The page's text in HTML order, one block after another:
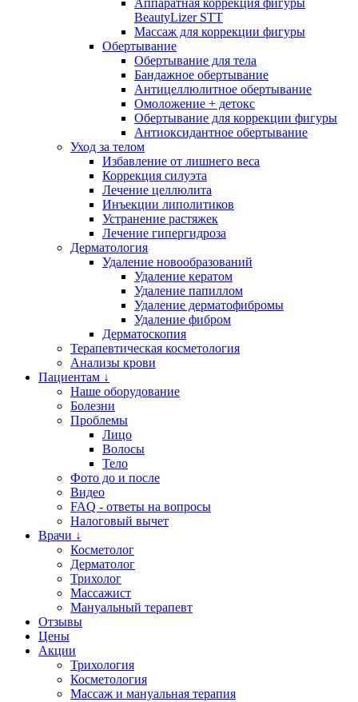
Аппаратная коррекция фигуры
BeautyLizer STT
Массаж для коррекции фигуры
Обертывание
Обертывание для тела
Бандажное обертывание
Антицеллюлитное обертывание
Омоложение + детокс
Обертывание для коррекции фигуры
Антиоксидантное обертывание
Уход за телом
Избавление от лишнего веса
Коррекция силуэта
Лечение целлюлита
Инъекции липолитиков
Устранение растяжек
Лечение гипергидроза
Дерматология
Удаление новообразований
Удаление кератом
Удаление папиллом
Удаление дерматофибромы
Удаление фибром
Дерматоскопия
Терапевтическая косметология
Анализы крови
Пациентам ↓
Наше оборудование
Болезни
Проблемы
Лицо
Волосы
Тело
Фото до и после
Видео
FAQ - ответы на вопросы
Налоговый вычет
Врачи ↓
Косметолог
Дерматолог
Трихолог
Массажист
Мануальный терапевт
Отзывы
Цены
Акции
Трихология
Косметология
Массаж и мануальная терапия